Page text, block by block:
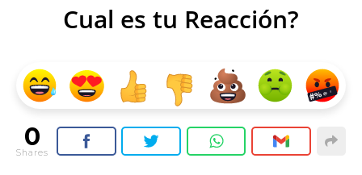
Cual es tu Reacción?
0
Shares